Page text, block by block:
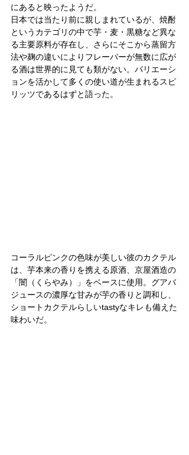
にあると映ったようだ。
日本では当たり前に親しまれているが、焼酎
というカテゴリの中で芋・麦・黒糖など異な
る主要原料が存在し、さらにそこから蒸留方
法や麹の違いによりフレーバーが無数に広が
る酒は世界的に見ても類がない。バリエーシ
ョンを活かして多くの使い道が生まれるスピ
リッツであるはずと語った。
コーラルピンクの色味が美しい彼のカクテル
は、芋本来の香りを携える原酒、京屋酒造の
「闇（くらやみ）」をベースに使用。グアバ
ジュースの濃厚な甘みが芋の香りと調和し、
ショートカクテルらしいtastyなキレも備えた
味わいだ。